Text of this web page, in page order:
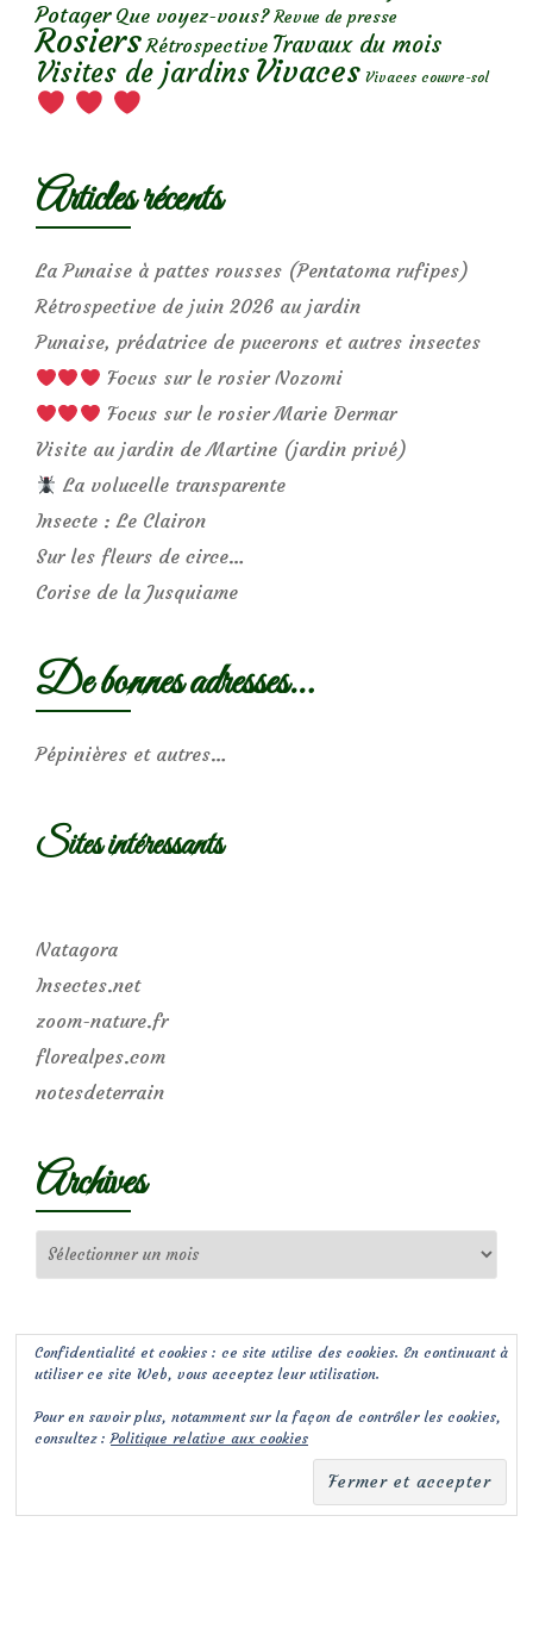
Potager Que voyez-vous? Revue de presse
Rosiers Rétrospective Travaux du mois
Visites de jardins Vivaces Vivaces couvre-sol
Articles récents
La Punaise à pattes rousses (Pentatoma rufipes)
Rétrospective de juin 2026 au jardin
Punaise, prédatrice de pucerons et autres insectes
Focus sur le rosier Nozomi
Focus sur le rosier Marie Dermar
Visite au jardin de Martine (jardin privé)
La volucelle transparente
Insecte : Le Clairon
Sur les fleurs de circe…
Corise de la Jusquiame
De bonnes adresses…
Pépinières et autres…
Sites intéressants
Natagora
Insectes.net
zoom-nature.fr
florealpes.com
notesdeterrain
Archives
Confidentialité et cookies : ce site utilise des cookies. En continuant à
utiliser ce site Web, vous acceptez leur utilisation.
Pour en savoir plus, notamment sur la façon de contrôler les cookies,
consultez :Politique relative aux cookies